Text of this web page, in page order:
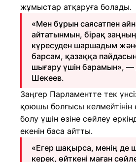
жұмыстар атқаруға болады.
«Мен бұрын саясатпен
айтатынмын, бірақ
күресуден шаршадым
барсам, қазаққа пайдасын
шығару үшін барамын», —
Шекеев.
Заңгер Парламентте тек
қоюшы болғысы келмейтінін
болу үшін өзіне сөйлеу
екенін баса айтты.
«Егер шақырса, менің де
керек, өйткені маған